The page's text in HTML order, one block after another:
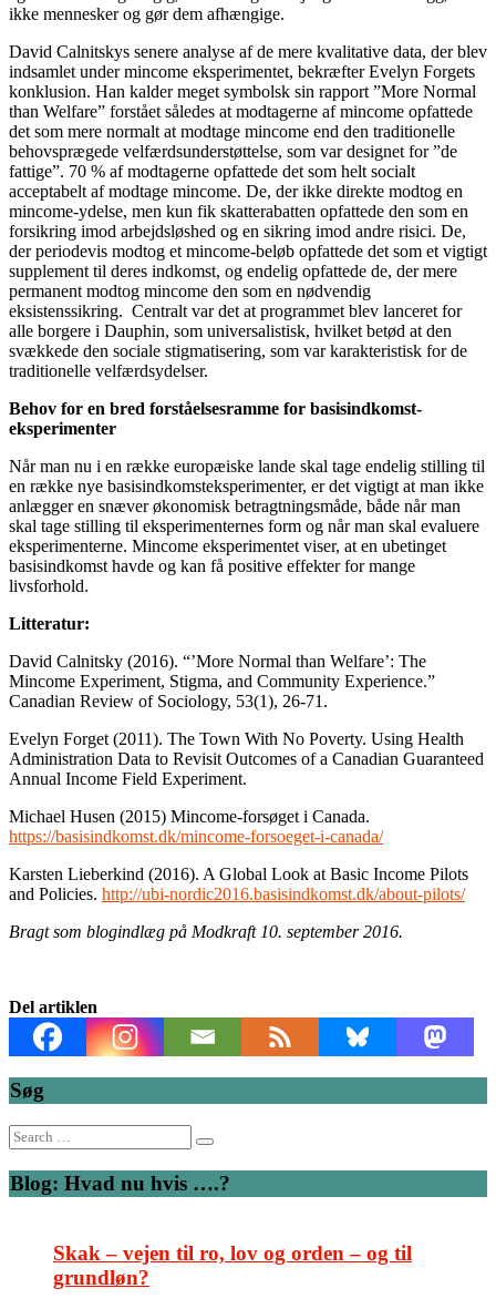
ikke mennesker og gør dem afhængige.
David Calnitskys senere analyse af de mere kvalitative data, der blev
indsamlet under mincome eksperimentet, bekræfter Evelyn Forgets
konklusion. Han kalder meget symbolsk sin rapport ”More Normal
than Welfare” forstået således at modtagerne af mincome opfattede
det som mere normalt at modtage mincome end den traditionelle
behovsprægede velfærdsunderstøttelse, som var designet for ”de
fattige”. 70 % af modtagerne opfattede det som helt socialt
acceptabelt af modtage mincome. De, der ikke direkte modtog en
mincome-ydelse, men kun fik skatterabatten opfattede den som en
forsikring imod arbejdsløshed og en sikring imod andre risici. De,
der periodevis modtog et mincome-beløb opfattede det som et vigtigt
supplement til deres indkomst, og endelig opfattede de, der mere
permanent modtog mincome den som en nødvendig
eksistenssikring. Centralt var det at programmet blev lanceret for
alle borgere i Dauphin, som universalistisk, hvilket betød at den
svækkede den sociale stigmatisering, som var karakteristisk for de
traditionelle velfærdsydelser.
Behov for en bred forståelsesramme for basisindkomst-
eksperimenter
Når man nu i en række europæiske lande skal tage endelig stilling til
en række nye basisindkomsteksperimenter, er det vigtigt at man ikke
anlægger en snæver økonomisk betragtningsmåde, både når man
skal tage stilling til eksperimenternes form og når man skal evaluere
eksperimenterne. Mincome eksperimentet viser, at en ubetinget
basisindkomst havde og kan få positive effekter for mange
livsforhold.
Litteratur:
David Calnitsky (2016). “’More Normal than Welfare’: The
Mincome Experiment, Stigma, and Community Experience.”
Canadian Review of Sociology, 53(1), 26-71.
Evelyn Forget (2011). The Town With No Poverty. Using Health
Administration Data to Revisit Outcomes of a Canadian Guaranteed
Annual Income Field Experiment.
Michael Husen (2015) Mincome-forsøget i Canada.
https://basisindkomst.dk/mincome-forsoeget-i-canada/
Karsten Lieberkind (2016). A Global Look at Basic Income Pilots
and Policies. http://ubi-nordic2016.basisindkomst.dk/about-pilots/
Bragt som blogindlæg på Modkraft 10. september 2016.
Del artiklen
Søg
Search
for:
Blog: Hvad nu hvis ….?
Skak – vejen til ro, lov og orden – og til
grundløn?